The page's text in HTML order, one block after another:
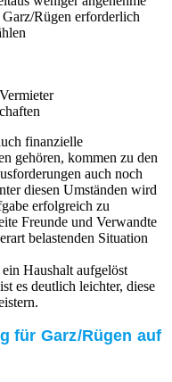
Rügen erforderlich
finanzielle
gehören, kommen zu den
auch noch
diesen Umständen wird
erfolgreich zu
Freunde und Verwandte
belastenden Situation
Haushalt aufgelöst
es deutlich leichter, diese
für Garz/Rügen auf